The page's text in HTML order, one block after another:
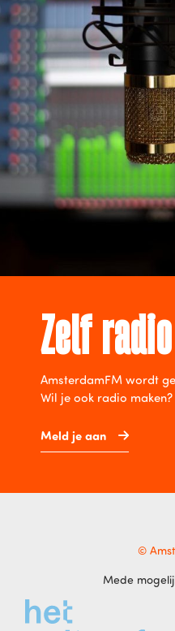
Zelf
AmsterdamFM wordt
Wil je ook radio maken?
Meld je aan
©
Mede